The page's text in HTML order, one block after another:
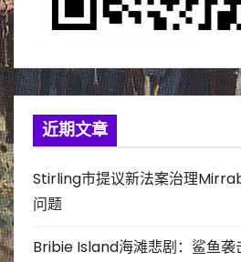
近期文章
Stirling市提议新法案治理
问题
Bribie Island海滩悲剧：鲨鱼袭